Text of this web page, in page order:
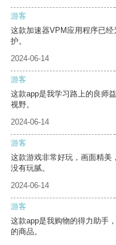
游客
这款加速器VPM应用程序已
护。
2024-06-14
游客
这款app是我学习路上的良师
视野。
2024-06-14
游客
这款游戏非常好玩，画面精美
没有玩腻。
2024-06-14
游客
这款app是我购物的得力助手
的商品。